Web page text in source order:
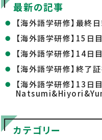
最新の記事
【海外語学研修】最終
【海外語学研修】15
【海外語学研修】14日
【海外語学研修】終了
【海外語学研修】13日
カテゴリー